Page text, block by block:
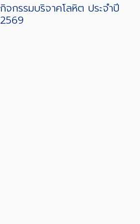
กิจกรรมบริจาคโลหิต ประจำปี
2569